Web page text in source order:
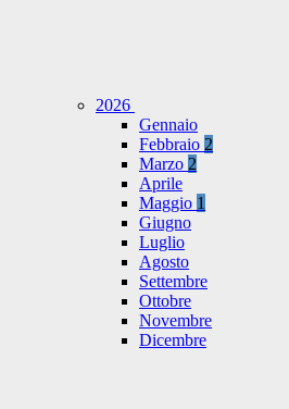
2026
Gennaio
Febbraio 2
Marzo 2
Aprile
Maggio 1
Giugno
Luglio
Agosto
Settembre
Ottobre
Novembre
Dicembre